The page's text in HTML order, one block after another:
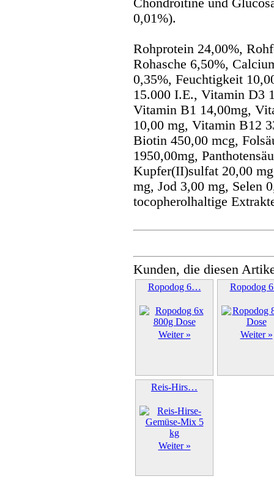
Chondroitine und
0,01%).
Rohprotein 24,00%,
Rohasche 6,50%,
0,35%, Feuchtigkeit
15.000 I.E., Vitamin D3
Vitamin B1 14,00mg,
10,00 mg, Vitamin B12
Biotin 450,00 mcg,
1950,00mg,
Kupfer(II)sulfat 20,00
mg, Jod 3,00 mg, Selen
tocopherolhaltige
Kunden, die diesen
Ropodog 6…
Weiter »
Ropodog
Weiter »
Reis-Hirs…
Weiter »